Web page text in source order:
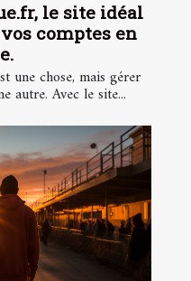
le site idéal
comptes en
une chose, mais gérer
autre. Avec le site...